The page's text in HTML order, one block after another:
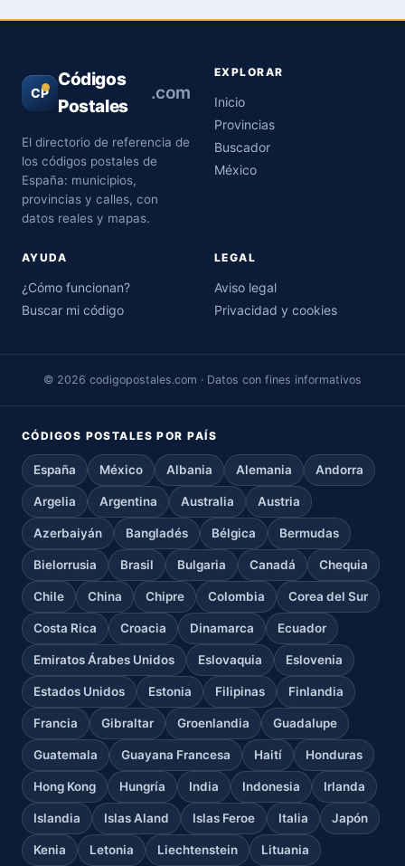
CP
Códigos
Postales
.com
El directorio de referencia de
los códigos postales de
España: municipios,
provincias y calles, con
datos reales y mapas.
EXPLORAR
Inicio
Provincias
Buscador
México
AYUDA
¿Cómo funcionan?
Buscar mi código
LEGAL
Aviso legal
Privacidad y cookies
© 2026 codigopostales.com · Datos con fines informativos
CÓDIGOS POSTALES POR PAÍS
España México Albania Alemania Andorra
Argelia Argentina Australia Austria
Azerbaiyán Bangladés Bélgica Bermudas
Bielorrusia Brasil Bulgaria Canadá Chequia
Chile China Chipre Colombia Corea del Sur
Costa Rica Croacia Dinamarca Ecuador
Emiratos Árabes Unidos Eslovaquia Eslovenia
Estados Unidos Estonia Filipinas Finlandia
Francia Gibraltar Groenlandia Guadalupe
Guatemala Guayana Francesa Haití Honduras
Hong Kong Hungría India Indonesia Irlanda
Islandia Islas Aland Islas Feroe Italia Japón
Kenia Letonia Liechtenstein Lituania